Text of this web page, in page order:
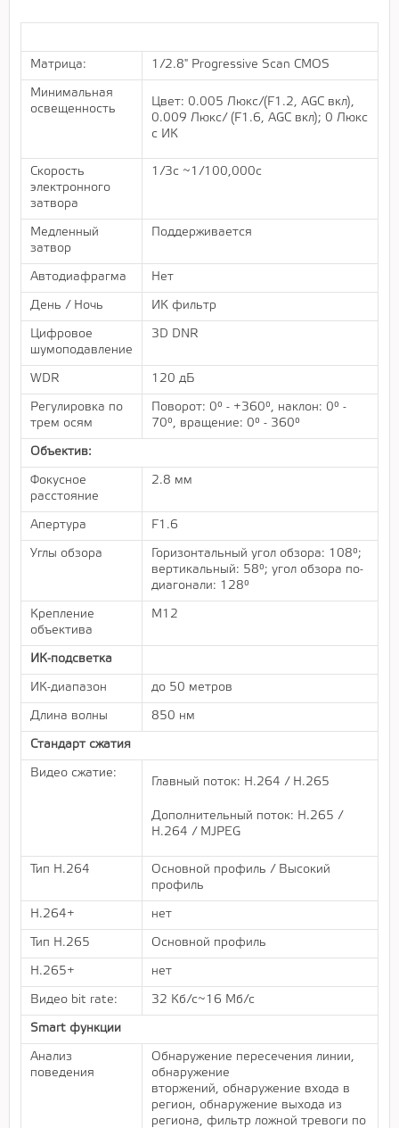
Матрица: 1/2.8" Progressive Scan CMOS
Минимальная
освещенность
Цвет: 0.005 Люкс/(F1.2, AGC вкл),
0.009 Люкс/ (F1.6, AGC вкл); 0 Люкс
с ИК
Скорость
электронного
затвора
1/3с ~1/100,000с
Медленный
затвор
Поддерживается
Автодиафрагма Нет
День / Ночь ИК фильтр
Цифровое
шумоподавление
3D DNR
WDR 120 дБ
Регулировка по
трем осям
Поворот: 0° - +360°, наклон: 0° -
70°, вращение: 0° - 360°
Объектив:
Фокусное
расстояние
2.8 мм
Апертура F1.6
Углы обзора
Горизонтальный угол обзора: 108°;
вертикальный: 58°; угол обзора по-
диагонали: 128°
Крепление
объектива
М12
ИК-подсветка
ИК-диапазон до 50 метров
Длина волны 850 нм
Стандарт сжатия
Видео сжатие:
Главный поток: H.264 / H.265
Дополнительный поток: H.265 /
H.264 / MJPEG
Тип H.264
Основной профиль / Высокий
профиль
H.264+ нет
Тип H.265 Основной профиль
H.265+ нет
Видео bit rate: 32 Кб/с~16 Mб/с
Smart функции
Анализ
поведения
Обнаружение пересечения линии,
обнаружение
вторжений, обнаружение входа в
регион, обнаружение выхода из
региона, фильтр ложной тревоги по